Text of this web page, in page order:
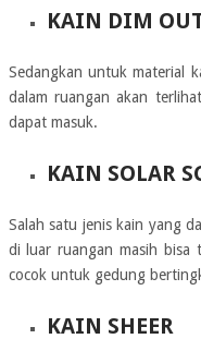
KAIN DIM
Sedangkan untuk material
dalam ruangan akan
dapat masuk.
KAIN SOLAR
Salah satu jenis kain yang
di luar ruangan masih bisa
cocok untuk gedung
KAIN SHEER